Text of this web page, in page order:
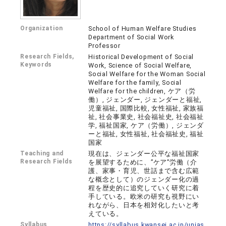
Organization
School of Human Welfare Studies
Department of Social Work
Professor
Research Fields,
Keywords
Historical Development of Social
Work, Science of Social Welfare,
Social Welfare for the Woman Social
Welfare for the family, Social
Welfare for the children, ケア（労
働）, ジェンダー, ジェンダーと福祉,
児童福祉, 国際比較, 女性福祉, 家族福
祉, 社会事業史, 社会福祉史, 社会福祉
学, 福祉国家, ケア（労働）, ジェンダ
ーと福祉, 女性福祉, 社会福祉史, 福祉
国家
Teaching and
Research Fields
現在は、ジェンダー公平な福祉国家
を展望するために、”ケア”労働（介
護、家事・育児、世話まで含む広範
な概念として）のジェンダー化の過
程を歴史的に追究していく研究に着
手している。欧米の研究も視野にい
れながら、日本を相対化したいと考
えている。